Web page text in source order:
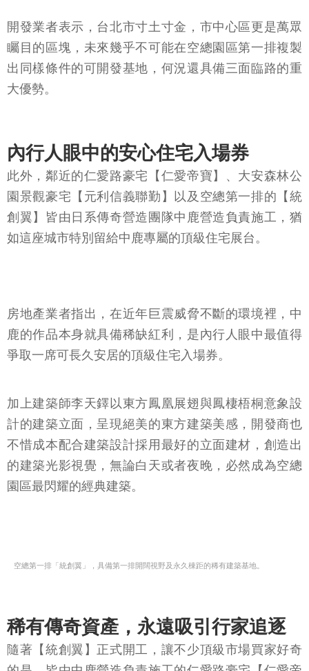
開發業者表示，台北市寸土寸金，市中心區更是萬眾
矚目的區塊，未來幾乎不可能在空總園區第一排複製
出同樣條件的可開發基地，何況還具備三面臨路的重
大優勢。
內行人眼中的安心住宅入場券
此外，鄰近的仁愛路豪宅【仁愛帝寶】、大安森林公
園景觀豪宅【元利信義聯勤】以及空總第一排的【統
創翼】皆由日系傳奇營造團隊中鹿營造負責施工，猶
如這座城市特別留給中鹿專屬的頂級住宅展台。
房地產業者指出，在近年巨震威脅不斷的環境裡，中
鹿的作品本身就具備稀缺紅利，是內行人眼中最值得
爭取一席可長久安居的頂級住宅入場券。
加上建築師李天鐸以東方鳳凰展翅與鳳棲梧桐意象設
計的建築立面，呈現絕美的東方建築美感，開發商也
不惜成本配合建築設計採用最好的立面建材，創造出
的建築光影視覺，無論白天或者夜晚，必然成為空總
園區最閃耀的經典建築。
空總第一排「統創翼」，具備第一排開闊視野及永久棟距的稀有建築基地。
稀有傳奇資產，永遠吸引行家追逐
隨著【統創翼】正式開工，讓不少頂級市場買家好奇